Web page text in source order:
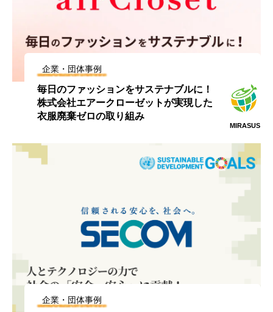
企業・団体事例
毎日のファッションをサステナブルに！
株式会社エアークローゼットが実現した
衣服廃棄ゼロの取り組み
MIRASUS
企業・団体事例